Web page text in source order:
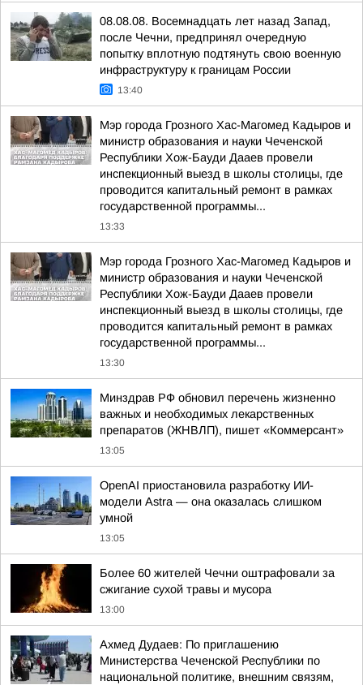
08.08.08. Восемнадцать лет назад Запад,
после Чечни, предпринял очередную
попытку вплотную подтянуть свою военную
инфраструктуру к границам России
13:40
Мэр города Грозного Хас-Магомед Кадыров и
министр образования и науки Чеченской
Республики Хож-Бауди Дааев провели
инспекционный выезд в школы столицы, где
проводится капитальный ремонт в рамках
государственной программы...
13:33
Мэр города Грозного Хас-Магомед Кадыров и
министр образования и науки Чеченской
Республики Хож-Бауди Дааев провели
инспекционный выезд в школы столицы, где
проводится капитальный ремонт в рамках
государственной программы...
13:30
Минздрав РФ обновил перечень жизненно
важных и необходимых лекарственных
препаратов (ЖНВЛП), пишет «Коммерсант»
13:05
OpenAI приостановила разработку ИИ-
модели Astra — она оказалась слишком
умной
13:05
Более 60 жителей Чечни оштрафовали за
сжигание сухой травы и мусора
13:00
Ахмед Дудаев: По приглашению
Министерства Чеченской Республики по
национальной политике, внешним связям,